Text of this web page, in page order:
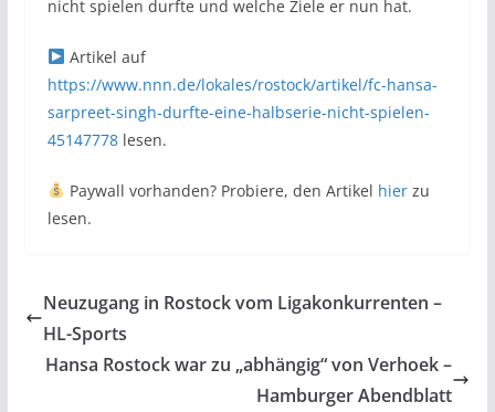
nicht spielen durfte und welche Ziele er nun hat.
Artikel auf
https://www.nnn.de/lokales/rostock/artikel/fc-hansa-
sarpreet-singh-durfte-eine-halbserie-nicht-spielen-
45147778lesen.
Paywall vorhanden? Probiere, den Artikel hierzu
lesen.
Neuzugang in Rostock vom Ligakonkurrenten –
HL-Sports
Hansa Rostock war zu „abhängig“ von Verhoek –
Hamburger Abendblatt